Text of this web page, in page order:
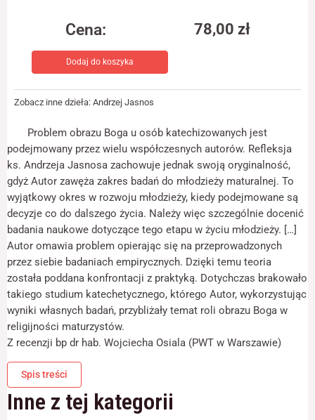
Cena: 78,00 zł
Obraz
współczesnej
młodzieży.
Studium
katechetyczne
Dodaj do koszyka
Zobacz inne dzieła: Andrzej Jasnos
Problem obrazu Boga u osób katechizowanych jest
podejmowany przez wielu współczesnych autorów. Refleksja
ks. Andrzeja Jasnosa zachowuje jednak swoją oryginalność,
gdyż Autor zawęża zakres badań do młodzieży maturalnej. To
wyjątkowy okres w rozwoju młodzieży, kiedy podejmowane są
decyzje co do dalszego życia. Należy więc szczególnie docenić
badania naukowe dotyczące tego etapu w życiu młodzieży. […]
Autor omawia problem opierając się na przeprowadzonych
przez siebie badaniach empirycznych. Dzięki temu teoria
została poddana konfrontacji z praktyką. Dotychczas brakowało
takiego studium katechetycznego, którego Autor, wykorzystując
wyniki własnych badań, przybliżały temat roli obrazu Boga w
religijności maturzystów.
Z recenzji bp dr hab. Wojciecha Osiala (PWT w Warszawie)
Spis treści
Inne z tej kategorii
odrzucisz te pliki
Marketing
Udostępniając
swoje
zainteresowania i
zachowania
podczas
odwiedzania naszej
strony, zwiększasz
szansę na
spersonalizowanych
treści i ofert.